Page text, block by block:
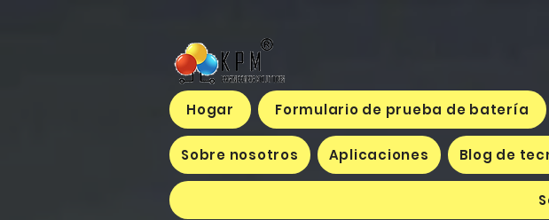
Hogar Formulario de prueba de batería
Sobre nosotros Aplicaciones Blog de